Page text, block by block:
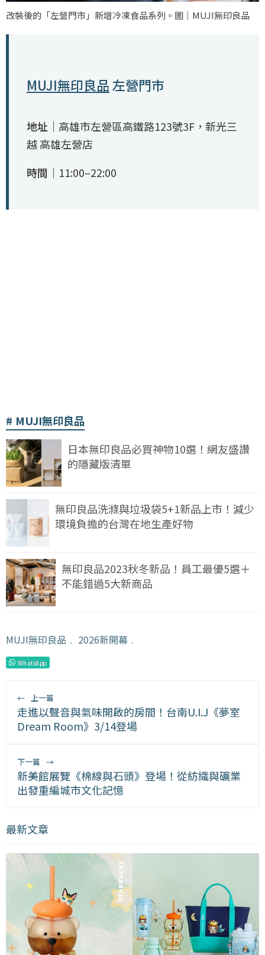
改裝後的「左營門市」新增冷凍食品系列。圖｜MUJI無印良品
MUJI無印良品左營門市
地址｜ 高雄市左營區高鐵路123號3F，新光三
越 高雄左營店
時間｜ 11:00–22:00
MUJI無印良品
日本無印良品必買神物10選！網友盛讚
的隱藏版清單
無印良品洗滌與垃圾袋5+1新品上市！減少
環境負擔的台灣在地生產好物
無印良品2023秋冬新品！員工最優5選＋
不能錯過5大新商品
MUJI無印良品 ﹒ 2026新開幕 ﹒
WhatsApp
← 上一篇
走進以聲音與氣味開啟的房間！台南U.I.J《夢室
Dream Room》3/14登場
下一篇 →
新美館展覽《棉線與石頭》登場！從紡織與礦業
出發重編城市文化記憶
最新文章